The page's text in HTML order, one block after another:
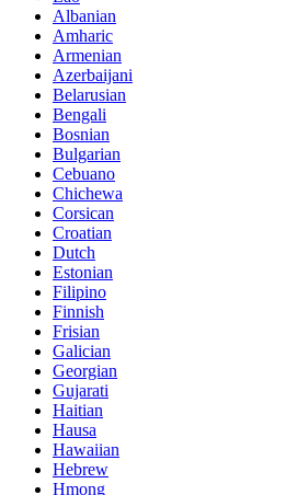
Albanian
Amharic
Armenian
Azerbaijani
Belarusian
Bengali
Bosnian
Bulgarian
Cebuano
Chichewa
Corsican
Croatian
Dutch
Estonian
Filipino
Finnish
Frisian
Galician
Georgian
Gujarati
Haitian
Hausa
Hawaiian
Hebrew
Hmong